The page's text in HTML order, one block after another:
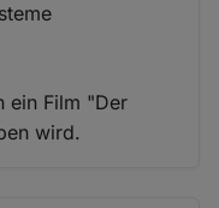
ein Film "Der
wird.